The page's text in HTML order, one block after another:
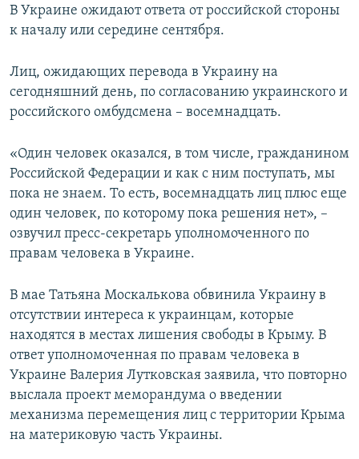
В Украине ожидают ответа от российской стороны
к началу или середине сентября.
Лиц, ожидающих перевода в Украину на
сегодняшний день, по согласованию украинского и
российского омбудсмена – восемнадцать.
«Один человек оказался, в том числе, гражданином
Российской Федерации и как с ним поступать, мы
пока не знаем. То есть, восемнадцать лиц плюс еще
один человек, по которому пока решения нет», –
озвучил пресс-секретарь уполномоченного по
правам человека в Украине.
В мае Татьяна Москалькова обвинила Украину в
отсутствии интереса к украинцам, которые
находятся в местах лишения свободы в Крыму. В
ответ уполномоченная по правам человека в
Украине Валерия Лутковская заявила, что повторно
выслала проект меморандума о введении
механизма перемещения лиц с территории Крыма
на материковую часть Украины.